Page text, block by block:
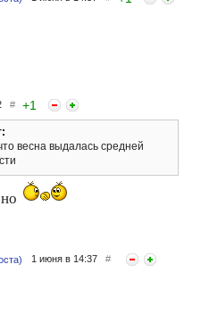
# +1
весна выдалась средней
1 июня в 14:37 #